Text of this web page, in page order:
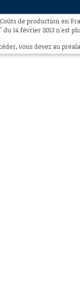
de production en
du 14 février 2013 n'est
vous devez au